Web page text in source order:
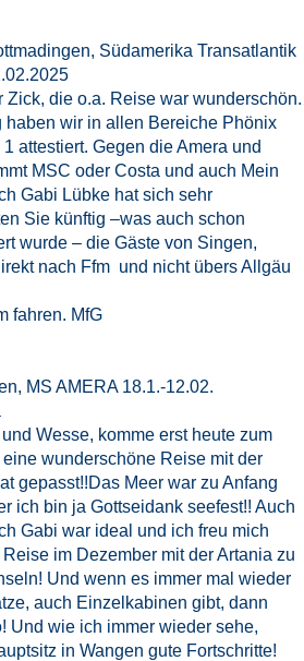
Südamerika Transatlantik
Zick, die o.a. Reise war wunderschön.
haben wir in allen Bereiche Phönix
attestiert. Gegen die Amera und
MSC oder Costa und auch Mein
Gabi Lübke hat sich sehr
Sie künftig –was auch schon
wurde – die Gäste von Singen,
nach Ffm und nicht übers Allgäu
fahren. MfG
MS AMERA 18.1.-12.02.
Wesse, komme erst heute zum
wunderschöne Reise mit der
gepasst!!Das Meer war zu Anfang
ich bin ja Gottseidank seefest!! Auch
Gabi war ideal und ich freu mich
im Dezember mit der Artania zu
Und wenn es immer mal wieder
auch Einzelkabinen gibt, dann
Und wie ich immer wieder sehe,
in Wangen gute Fortschritte!